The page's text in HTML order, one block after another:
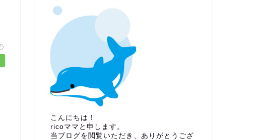
こんにちは！
ricoママと申します。
当ブログを閲覧いただき、ありがとうござ